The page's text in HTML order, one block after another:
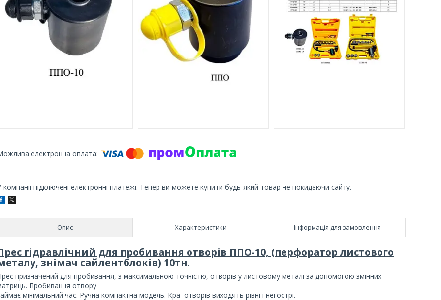
компанії підключені електронні платежі. Тепер ви можете купити будь-який товар не покидаючи сайту.
Опис Характеристики Інформація для замовлення
гідравлічний для пробивання отворів ППО-10, (перфоратор листового
знімач сайлентблоків) 10тн.
призначений для пробивання, з максимальною точністю, отворів у листовому металі за допомогою змінних
Пробивання отвору
мінімальний час. Ручна компактна модель. Краї отворів виходять рівні і негострі.